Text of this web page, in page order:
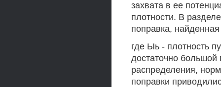
захвата в ее
плотности. В
поправка,
где Ыь - плотность
достаточно
распределения,
поправки